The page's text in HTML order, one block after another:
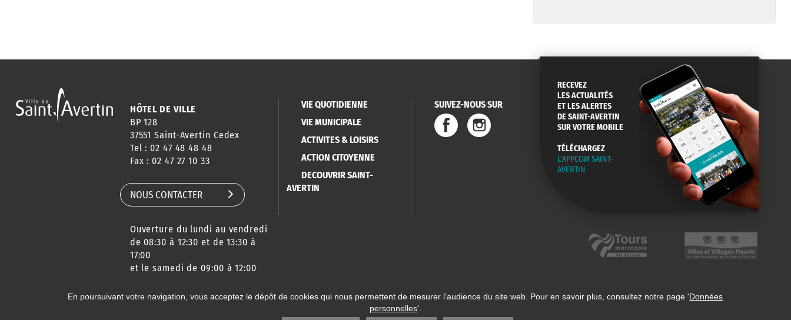
HÔTEL DE VILLE
BP 128
37551 Saint-Avertin Cedex
Tel : 02 47 48 48 48
Fax : 02 47 27 10 33
NOUS CONTACTER
Ouverture du lundi au vendredi
de 08:30 à 12:30 et de 13:30 à
17:00
et le samedi de 09:00 à 12:00
VIE QUOTIDIENNE
VIE MUNICIPALE
ACTIVITES & LOISIRS
ACTION CITOYENNE
DECOUVRIR SAINT-
AVERTIN
SUIVEZ-NOUS SUR
RECEVEZ
LES ACTUALITÉS
ET LES ALERTES
DE SAINT-AVERTIN
SUR VOTRE MOBILE
TÉLÉCHARGEZ
L'APPCOM SAINT-
AVERTIN
© 2020 Ville de Saint-Avertin Mentions légales Données personnelles Plan du site Réalisation
En poursuivant votre navigation, vous acceptez le dépôt de cookies qui nous permettent de mesurer l'audience du site web. Pour en savoir plus, consultez notre page 'Données
personnelles'.